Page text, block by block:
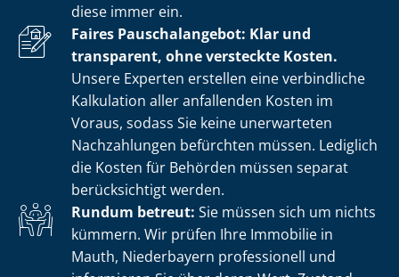
diese immer ein.
Faires Pauschalangebot: Klar und
transparent, ohne versteckte Kosten.
Unsere Experten erstellen eine verbindliche
Kalkulation aller anfallenden Kosten im
Voraus, sodass Sie keine unerwarteten
Nachzahlungen befürchten müssen. Lediglich
die Kosten für Behörden müssen separat
berücksichtigt werden.
Rundum betreut: Sie müssen sich um nichts
kümmern. Wir prüfen Ihre Immobilie in
Mauth, Niederbayern professionell und